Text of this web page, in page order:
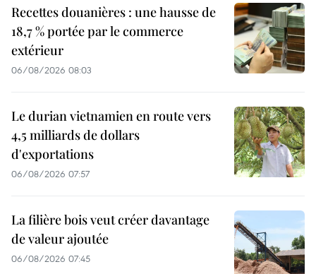
Recettes douanières : une hausse de
18,7 % portée par le commerce
extérieur
06/08/2026 08:03
Le durian vietnamien en route vers
4,5 milliards de dollars
d'exportations
06/08/2026 07:57
La filière bois veut créer davantage
de valeur ajoutée
06/08/2026 07:45